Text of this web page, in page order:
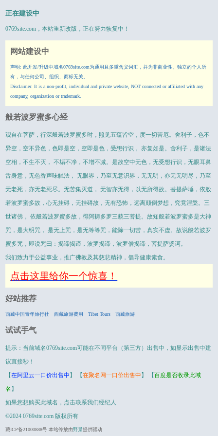
正在建设中
0769site.com ，本站重新改版，正在努力恢复中！
网站建设中
声明: 此开发/升级中域名0769site.com为通用且多重含义词汇，并为非商业性、独立的个人所
有，与任何公司、组织、商标无关。
Disclaimer: It is a non-profit, individual and private website, NOT connected or affiliated with any
company, organization or trademark.
般若波罗蜜多心经
观自在菩萨，行深般若波罗蜜多时，照见五蕴皆空，度一切苦厄。舍利子，色不
异空，空不异色，色即是空，空即是色，受想行识， 亦复如是。舍利子，是诸法
空相，不生不灭， 不垢不净，不增不减。是故空中无色，无受想行识，无眼耳鼻
舌身意，无色香声味触法， 无眼界，乃至无意识界，无无明，亦无无明尽，乃至
无老死，亦无老死尽。无苦集灭道， 无智亦无得，以无所得故。菩提萨埵，依般
若波罗蜜多故，心无挂碍，无挂碍故，无有恐怖，远离颠倒梦想，究竟涅槃。三
世诸佛， 依般若波罗蜜多故，得阿耨多罗三藐三菩提。故知般若波罗蜜多是大神
咒，是大明咒， 是无上咒，是无等等咒，能除一切苦，真实不虚。故说般若波罗
蜜多咒，即说咒曰：揭谛揭谛，波罗揭谛，波罗僧揭谛，菩提萨婆诃。
我们致力于公益事业，推广佛教及其慈悲精神，倡导健康素食。
点击这里给你一个惊喜！
好站推荐
西藏中国青年旅行社 西藏旅游费用 Tibet Tours 西藏旅游
试试手气
提示：当前域名0769site.com可能在不同平台（第三方）出售中，如显示出售中建
议直接秒！
【在阿里云一口价出售中 】 【在聚名网一口价出售中 】 【百度是否收录此域
名 】
如果您想购买此域名，点击联系我们经纪人
©20240769site.com 版权所有
藏ICP备21000888号 本站停放由野景提供驱动